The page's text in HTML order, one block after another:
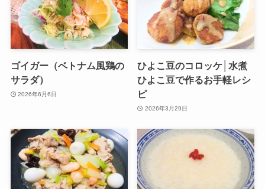
ゴイガー（ベトナム風鶏の
サラダ）
2026年6月6日
ひよこ豆のコロッケ│水煮
ひよこ豆で作るお手軽レシ
ピ
2026年3月29日